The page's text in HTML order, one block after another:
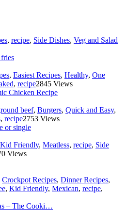
, recipe, Side Dishes, Veg and Salad
, Easiest Recipes, Healthy, One
, recipe2845 Views
Chicken Recipe
beef, Burgers, Quick and Easy,
, recipe2753 Views
or single
Kid Friendly, Meatless, recipe, Side
Views
Crockpot Recipes, Dinner Recipes,
, Kid Friendly, Mexican, recipe,
– The Cooki…